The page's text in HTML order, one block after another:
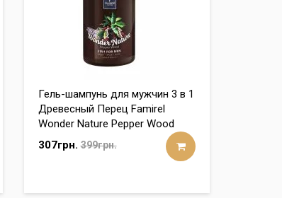
Гель-шампунь для мужчин 3 в 1
Древесный Перец Famirel
Wonder Nature Pepper Wood
307грн. 399грн.